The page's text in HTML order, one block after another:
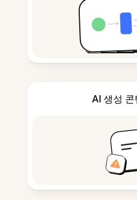
AI 생성 콘